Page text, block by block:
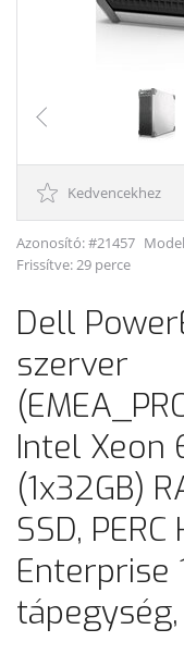
Kedvencekhez
Azonosító: #21457
Frissítve: 29 perce
Dell
szerver
Intel Xeon
(1x32GB)
SSD,
Enterprise